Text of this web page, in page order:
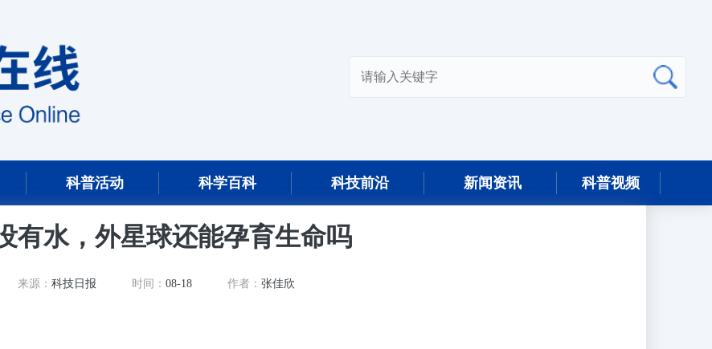
科普活动 科学百科 科技前沿 新闻资讯 科普视频
有水，外星球还能孕育生命吗
来源： 科技日报 时间： 08-18 作者： 张佳欣